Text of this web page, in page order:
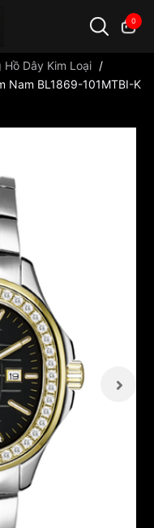
0
Hồ Dây Kim Loại /
Nam BL1869-101MTBI-K